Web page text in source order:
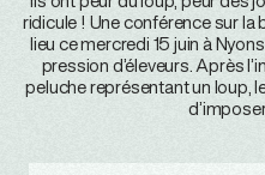
ridicule ! Une conférence sur la
lieu ce mercredi 15 juin à
pression d’éleveurs. Après
peluche représentant un loup,